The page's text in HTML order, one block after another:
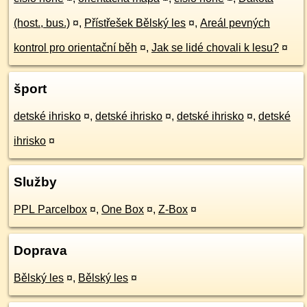
(host., bus.) ¤, Přístřešek Bělský les ¤, Areál pevných
kontrol pro orientační běh ¤, Jak se lidé chovali k lesu? ¤
šport
detské ihrisko ¤, detské ihrisko ¤, detské ihrisko ¤, detské
ihrisko ¤
Služby
PPL Parcelbox ¤, One Box ¤, Z-Box ¤
Doprava
Bělský les ¤, Bělský les ¤